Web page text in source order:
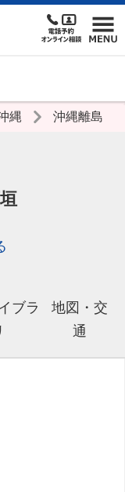
縄 沖縄離島
ブラ
地図・交
通